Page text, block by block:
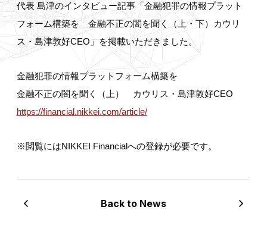
代表 島津のインタビュー記事「金融犯罪の情報プラット
フォーム構築を 金融不正の闇を聞く（上・下）カウリ
ス・島津敦好CEO」を掲載いただきました。
金融犯罪の情報プラットフォーム構築を
金融不正の闇を聞く（上） カウリス・島津敦好CEO
https://financial.nikkei.com/article/
※閲覧にはNIKKEI Financialへの登録が必要です。
Back to News